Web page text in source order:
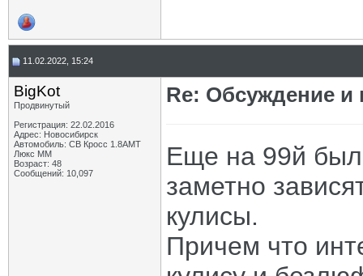
11.02.2022, 15:24
BigKot
Продвинутый
Регистрация: 22.02.2016
Адрес: Новосибирск
Автомобиль: СВ Кросс 1.8АМТ
Люкс ММ
Возраст: 48
Сообщений: 10,097
Re: Обсуждение
Еще на 99й
заметно
кулисы.
Причем что